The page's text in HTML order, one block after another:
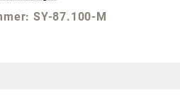
SY-87.100-M